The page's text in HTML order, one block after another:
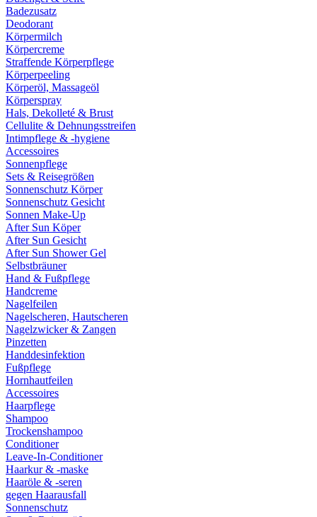
Badezusatz
Deodorant
Körpermilch
Körpercreme
Straffende Körperpflege
Körperpeeling
Körperöl, Massageöl
Körperspray
Hals, Dekolleté & Brust
Cellulite & Dehnungsstreifen
Intimpflege & -hygiene
Accessoires
Sonnenpflege
Sets & Reisegrößen
Sonnenschutz Körper
Sonnenschutz Gesicht
Sonnen Make-Up
After Sun Köper
After Sun Gesicht
After Sun Shower Gel
Selbstbräuner
Hand & Fußpflege
Handcreme
Nagelfeilen
Nagelscheren, Hautscheren
Nagelzwicker & Zangen
Pinzetten
Handdesinfektion
Fußpflege
Hornhautfeilen
Accessoires
Haarpflege
Shampoo
Trockenshampoo
Conditioner
Leave-In-Conditioner
Haarkur & -maske
Haaröle & -seren
gegen Haarausfall
Sonnenschutz